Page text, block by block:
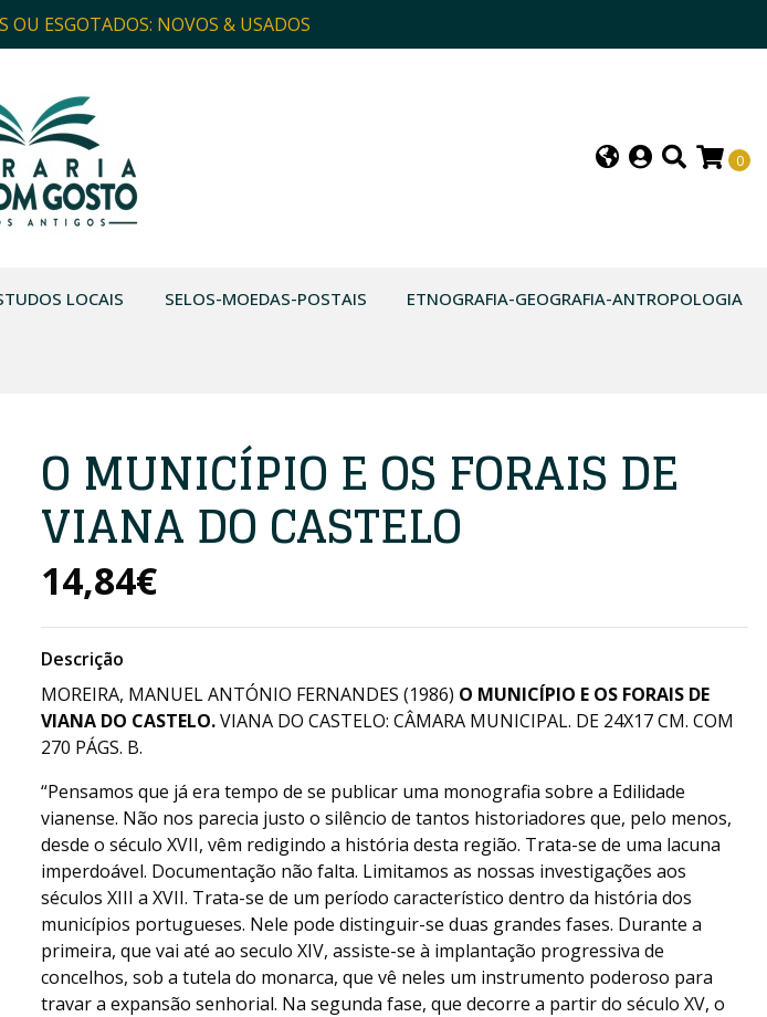
OU ESGOTADOS: NOVOS & USADOS
0
LOCAIS SELOS-MOEDAS-POSTAIS ETNOGRAFIA-GEOGRAFIA-ANTROPOLOGIA
O MUNICÍPIO E OS FORAIS DE
VIANA DO CASTELO
14,84€
Descrição
MOREIRA, MANUEL ANTÓNIO FERNANDES (1986) O MUNICÍPIO E OS FORAIS DE
VIANA DO CASTELO.VIANA DO CASTELO: CÂMARA MUNICIPAL. DE 24X17 CM. COM
270 PÁGS. B.
“Pensamos que já era tempo de se publicar uma monografia sobre a Edilidade
vianense. Não nos parecia justo o silêncio de tantos historiadores que, pelo menos,
desde o século XVII, vêm redigindo a história desta região. Trata-se de uma lacuna
imperdoável. Documentação não falta. Limitamos as nossas investigações aos
séculos XIII a XVII. Trata-se de um período característico dentro da história dos
municípios portugueses. Nele pode distinguir-se duas grandes fases. Durante a
primeira, que vai até ao seculo XIV, assiste-se à implantação progressiva de
concelhos, sob a tutela do monarca, que vê neles um instrumento poderoso para
travar a expansão senhorial. Na segunda fase, que decorre a partir do século XV, o